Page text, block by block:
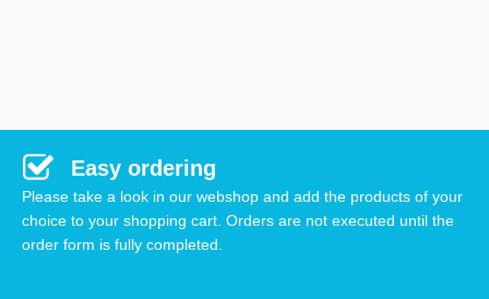
Easy ordering
Please take a look in our webshop and add the products of your
choice to your shopping cart. Orders are not executed until the
order form is fully completed.